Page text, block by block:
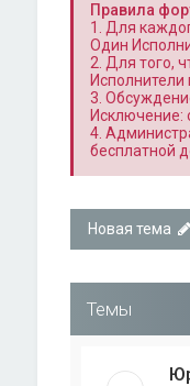
Правила
1. Для
Один
2. Для того,
3.
Исключение:
4.
бесплатной
Новая тема
Темы